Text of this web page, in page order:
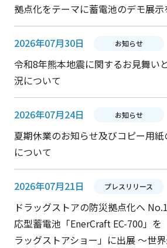
拠点化をテーマに蓄電池のデモ展示
2026年07月30日 お知らせ
令和8年熊本地震に関するお見舞い
況について
2026年07月24日 お知らせ
夏期休業のお知らせ及びコピー用
について
2026年07月21日 プレスリリース
ドラッグストアの防災拠点化へ
応型蓄電池「EnerCraft EC-700」を
ラッグストアショー」に出展 ～世